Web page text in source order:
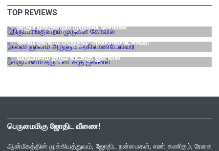
TOP REVIEWS
ஆன்மீக தலங்கள்
திருப்பரங்குன்றம் முருகன் கோவில்
ஆன்மீக தலங்கள்
கல்வி ஞானம் அருளும் அகிலாண்டேஸ்வரி
வாஸ்து
வருமானம் தரும் வடக்கு ஜன்னல்
பெருமைமிகு ஜோதிட வீணை!
ஆன்மீகத்தின் முக்கியத்துவம், ஜோதிட நன்மைகள், எண் கணிதம், ரேகை